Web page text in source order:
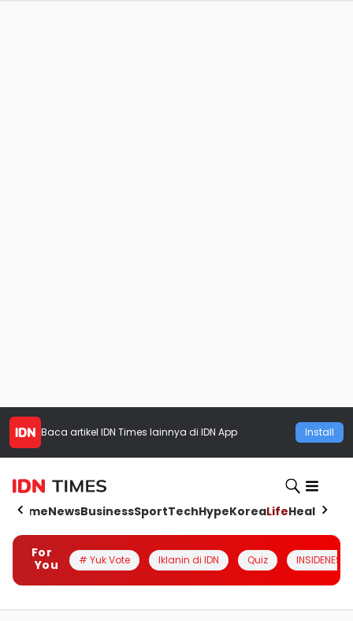
Baca artikel IDN Times lainnya di IDN App Install
HomeNewsBusinessSportTechHypeKoreaLifeHealth
For
You
# Yuk Vote Iklanin di IDN Quiz INSIDENESIA